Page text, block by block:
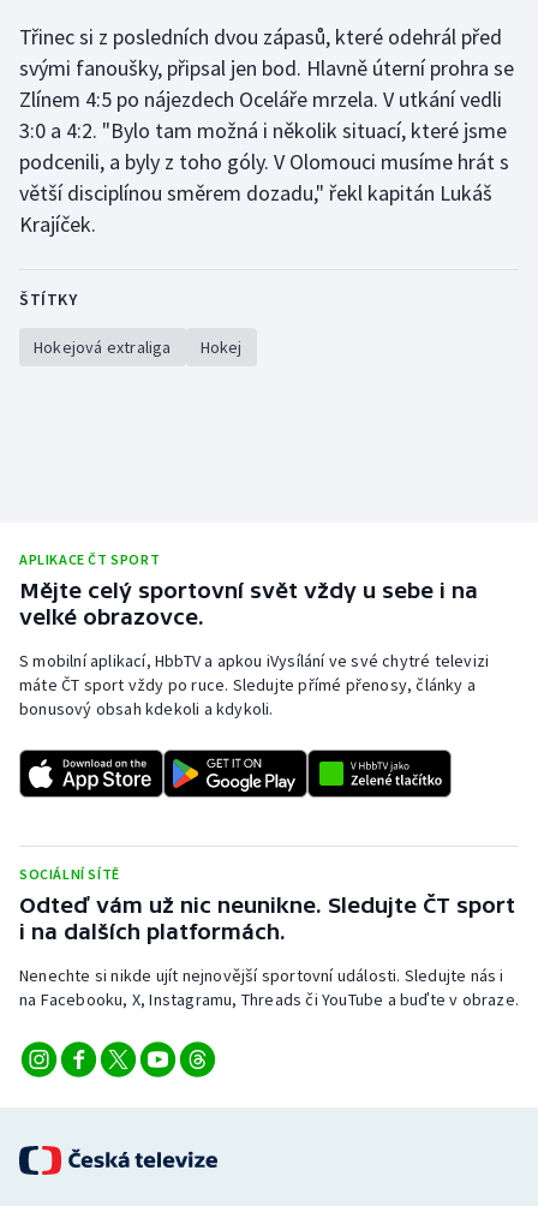
Třinec si z posledních dvou zápasů, které odehrál před
svými fanoušky, připsal jen bod. Hlavně úterní prohra se
Zlínem 4:5 po nájezdech Oceláře mrzela. V utkání vedli
3:0 a 4:2. "Bylo tam možná i několik situací, které jsme
podcenili, a byly z toho góly. V Olomouci musíme hrát s
větší disciplínou směrem dozadu," řekl kapitán Lukáš
Krajíček.
ŠTÍTKY
Hokejová extraliga Hokej
APLIKACE ČT SPORT
Mějte celý sportovní svět vždy u sebe i na
velké obrazovce.
S mobilní aplikací, HbbTV a apkou iVysílání ve své chytré televizi
máte ČT sport vždy po ruce. Sledujte přímé přenosy, články a
bonusový obsah kdekoli a kdykoli.
SOCIÁLNÍ SÍTĚ
Odteď vám už nic neunikne. Sledujte ČT sport
i na dalších platformách.
Nenechte si nikde ujít nejnovější sportovní události. Sledujte nás i
na Facebooku, X, Instagramu, Threads či YouTube a buďte v obraze.